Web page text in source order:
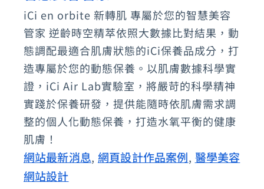
iCi en orbite 新轉肌 專屬於您的智慧美容
管家 逆齡時空精萃依照大數據比對結果，動
態調配最適合肌膚狀態的iCi保養品成分，打
造專屬於您的動態保養。以肌膚數據科學實
證，iCi Air Lab實驗室，將嚴苛的科學精神
實踐於保養研發，提供能隨時依肌膚需求調
整的個人化動態保養，打造水氧平衡的健康
肌膚！
網站最新消息, 網頁設計作品案例, 醫學美容
網站設計
orbite
新
轉
肌
–
專
屬
於
您
的